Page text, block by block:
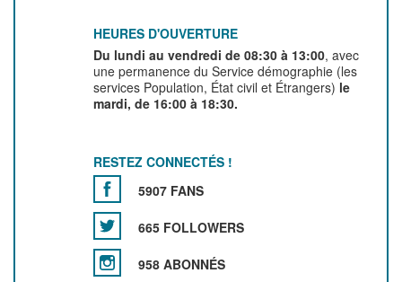
HEURES D'OUVERTURE
Du lundi au vendredi de 08:30 à 13:00, avec
une permanence du Service démographie (les
services Population, État civil et Étrangers) le
mardi, de 16:00 à 18:30.
RESTEZ CONNECTÉS !
5907 FANS
665 FOLLOWERS
958 ABONNÉS